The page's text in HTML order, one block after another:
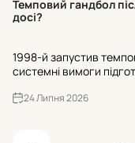
Темповий гандбол
досі?
1998-й запустив
системні вимоги
12-14 і як це виправити?
24 Липня 2026